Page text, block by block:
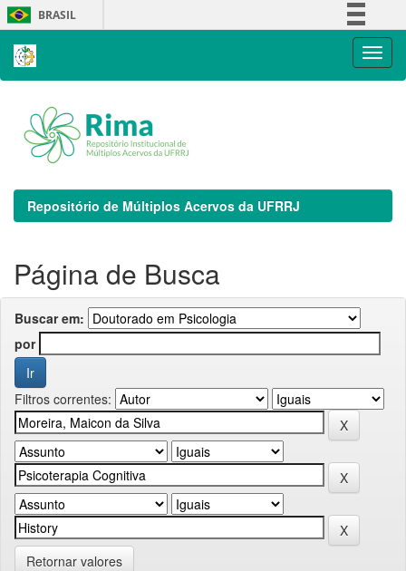
Skip
navigation
BRASIL
Repositório de Múltiplos Acervos da UFRRJ
Página de Busca
Buscar em:
por
Filtros correntes:
Retornar valores